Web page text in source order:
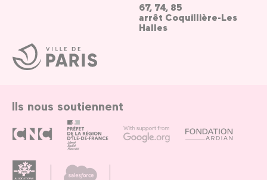
Ville
de
Paris
67, 74, 85
arrêt Coquillière-Les
Halles
Ils nous soutiennent